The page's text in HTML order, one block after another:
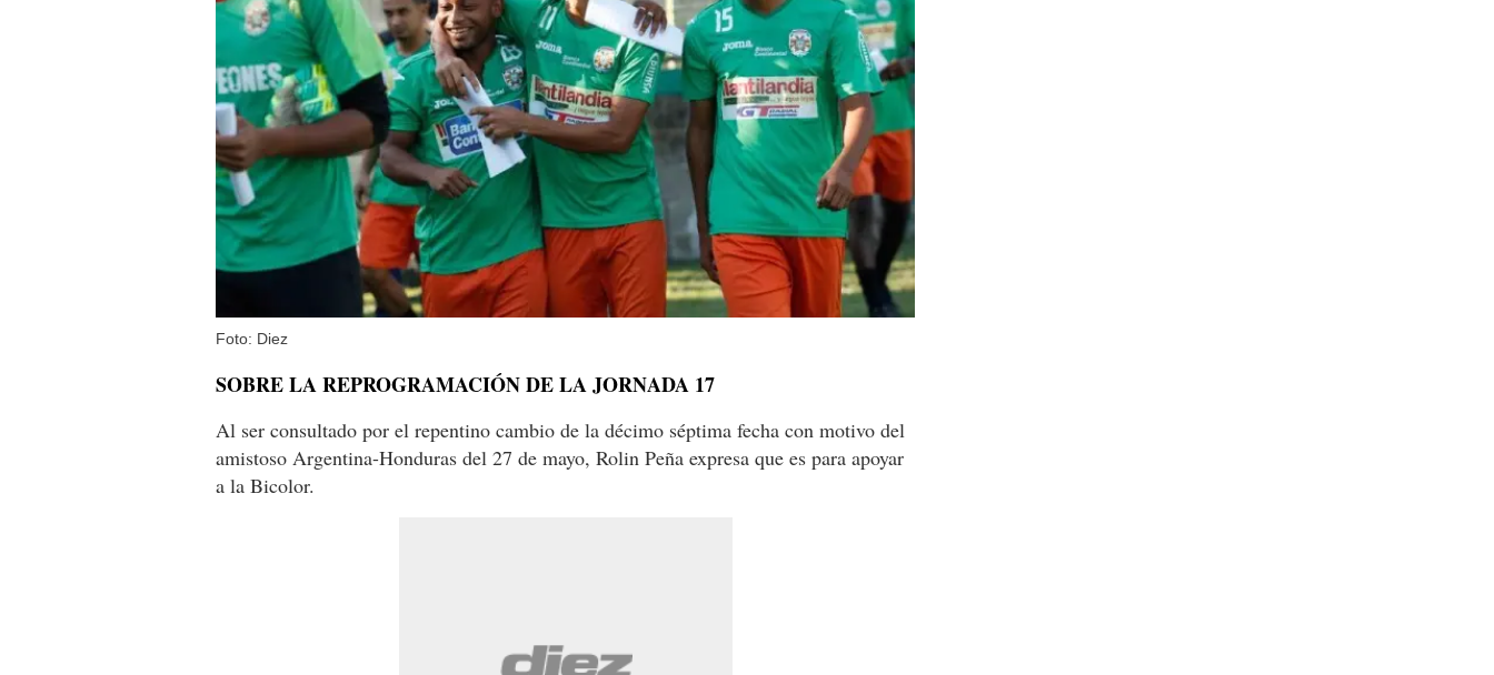
Foto: Diez
SOBRE LA REPROGRAMACIÓN DE LA JORNADA 17
Al ser consultado por el repentino cambio de la décimo séptima fecha con motivo del
amistoso Argentina-Honduras del 27 de mayo, Rolin Peña expresa que es para apoyar
a la Bicolor.